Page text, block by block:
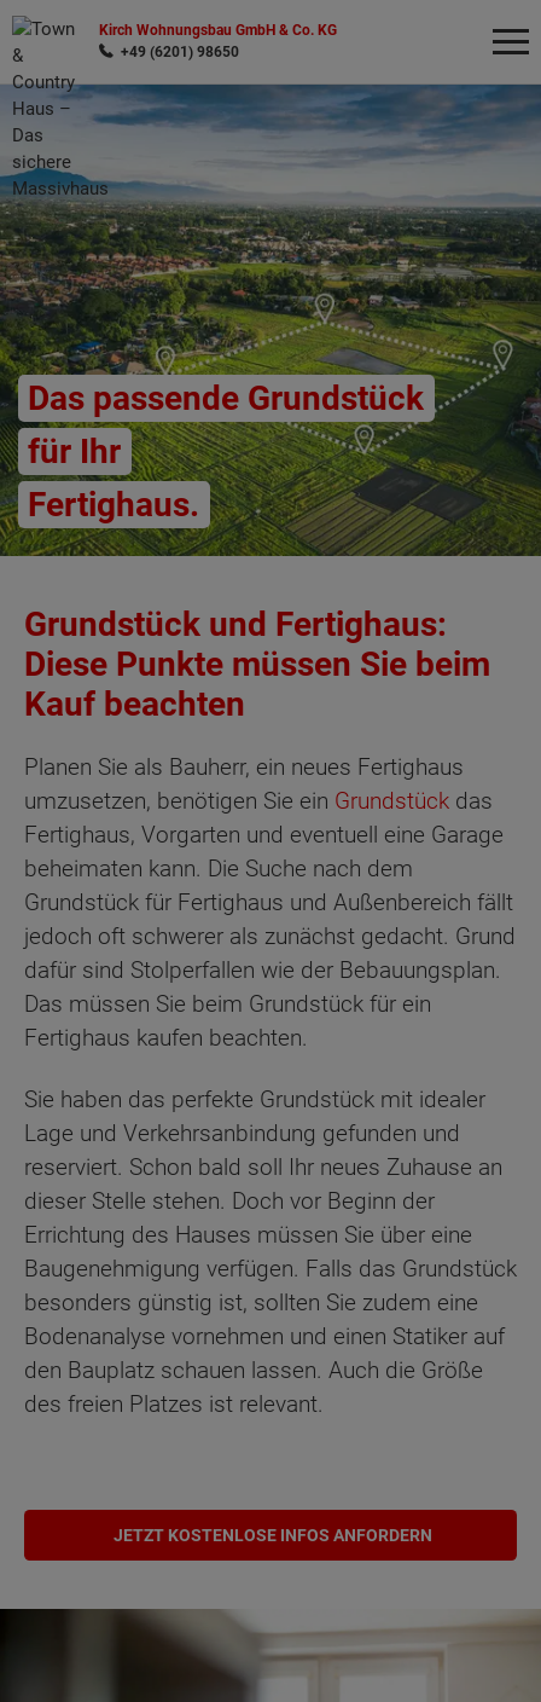
Kirch Wohnungsbau GmbH & Co. KG
+49 (6201) 98650
Das passende Grundstück
für Ihr
Fertighaus.
Grundstück und Fertighaus:
Diese Punkte müssen Sie beim
Kauf beachten
Planen Sie als Bauherr, ein neues Fertighaus
umzusetzen, benötigen Sie ein Grundstück das
Fertighaus, Vorgarten und eventuell eine Garage
beheimaten kann. Die Suche nach dem
Grundstück für Fertighaus und Außenbereich fällt
jedoch oft schwerer als zunächst gedacht. Grund
dafür sind Stolperfallen wie der Bebauungsplan.
Das müssen Sie beim Grundstück für ein
Fertighaus kaufen beachten.
Sie haben das perfekte Grundstück mit idealer
Lage und Verkehrsanbindung gefunden und
reserviert. Schon bald soll Ihr neues Zuhause an
dieser Stelle stehen. Doch vor Beginn der
Errichtung des Hauses müssen Sie über eine
Baugenehmigung verfügen. Falls das Grundstück
besonders günstig ist, sollten Sie zudem eine
Bodenanalyse vornehmen und einen Statiker auf
den Bauplatz schauen lassen. Auch die Größe
des freien Platzes ist relevant.
JETZT KOSTENLOSE INFOS ANFORDERN
Wonach möchten Sie suchen?